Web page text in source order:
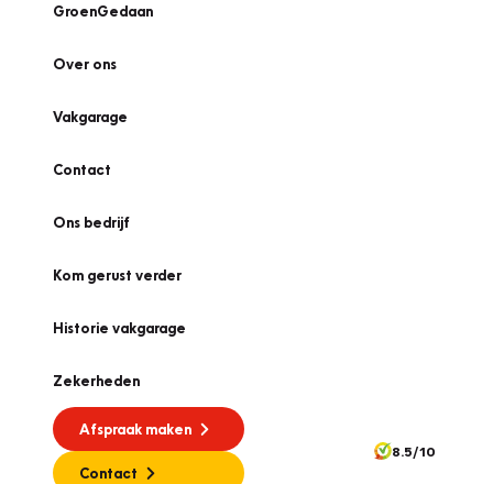
GroenGedaan
Over ons
Vakgarage
Contact
Ons bedrijf
Kom gerust verder
Historie vakgarage
Zekerheden
Afspraak maken
Contact
8.5/10